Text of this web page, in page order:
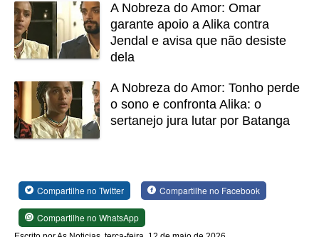
A Nobreza do Amor: Omar
garante apoio a Alika contra
Jendal e avisa que não desiste
dela
A Nobreza do Amor: Tonho perde
o sono e confronta Alika: o
sertanejo jura lutar por Batanga
Compartilhe no Twitter Compartilhe no Facebook
Compartilhe no WhatsApp